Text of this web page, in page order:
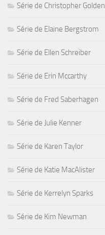
Série de Christopher Golden
Série de Elaine Bergstrom
Série de Ellen Schreiber
Série de Erin Mccarthy
Série de Fred Saberhagen
Série de Julie Kenner
Série de Karen Taylor
Série de Katie MacAlister
Série de Kerrelyn Sparks
Série de Kim Newman